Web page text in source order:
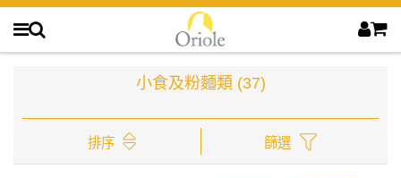
小食及粉麵類 (37)
排序 篩選